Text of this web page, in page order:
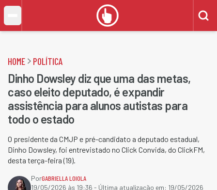
HOME POLÍTICA
Dinho Dowsley diz que uma das metas,
caso eleito deputado, é expandir
assistência para alunos autistas para
todo o estado
O presidente da CMJP e pré-candidato a deputado estadual,
Dinho Dowsley, foi entrevistado no Click Convida, do ClickFM,
desta terça-feira (19).
PorGABRIELLA LOIOLA
19/05/2026 às 19:36 - Última atualização em: 19/05/2026